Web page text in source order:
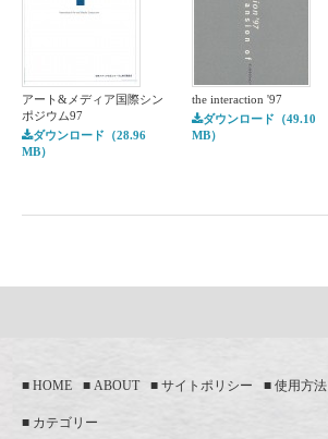
アート&メディア国際シン
ポジウム97
ダウンロード（28.96
MB）
the interaction '97
ダウンロード（49.10
MB）
HOME ABOUT サイトポリシー 使用方法
カテゴリー